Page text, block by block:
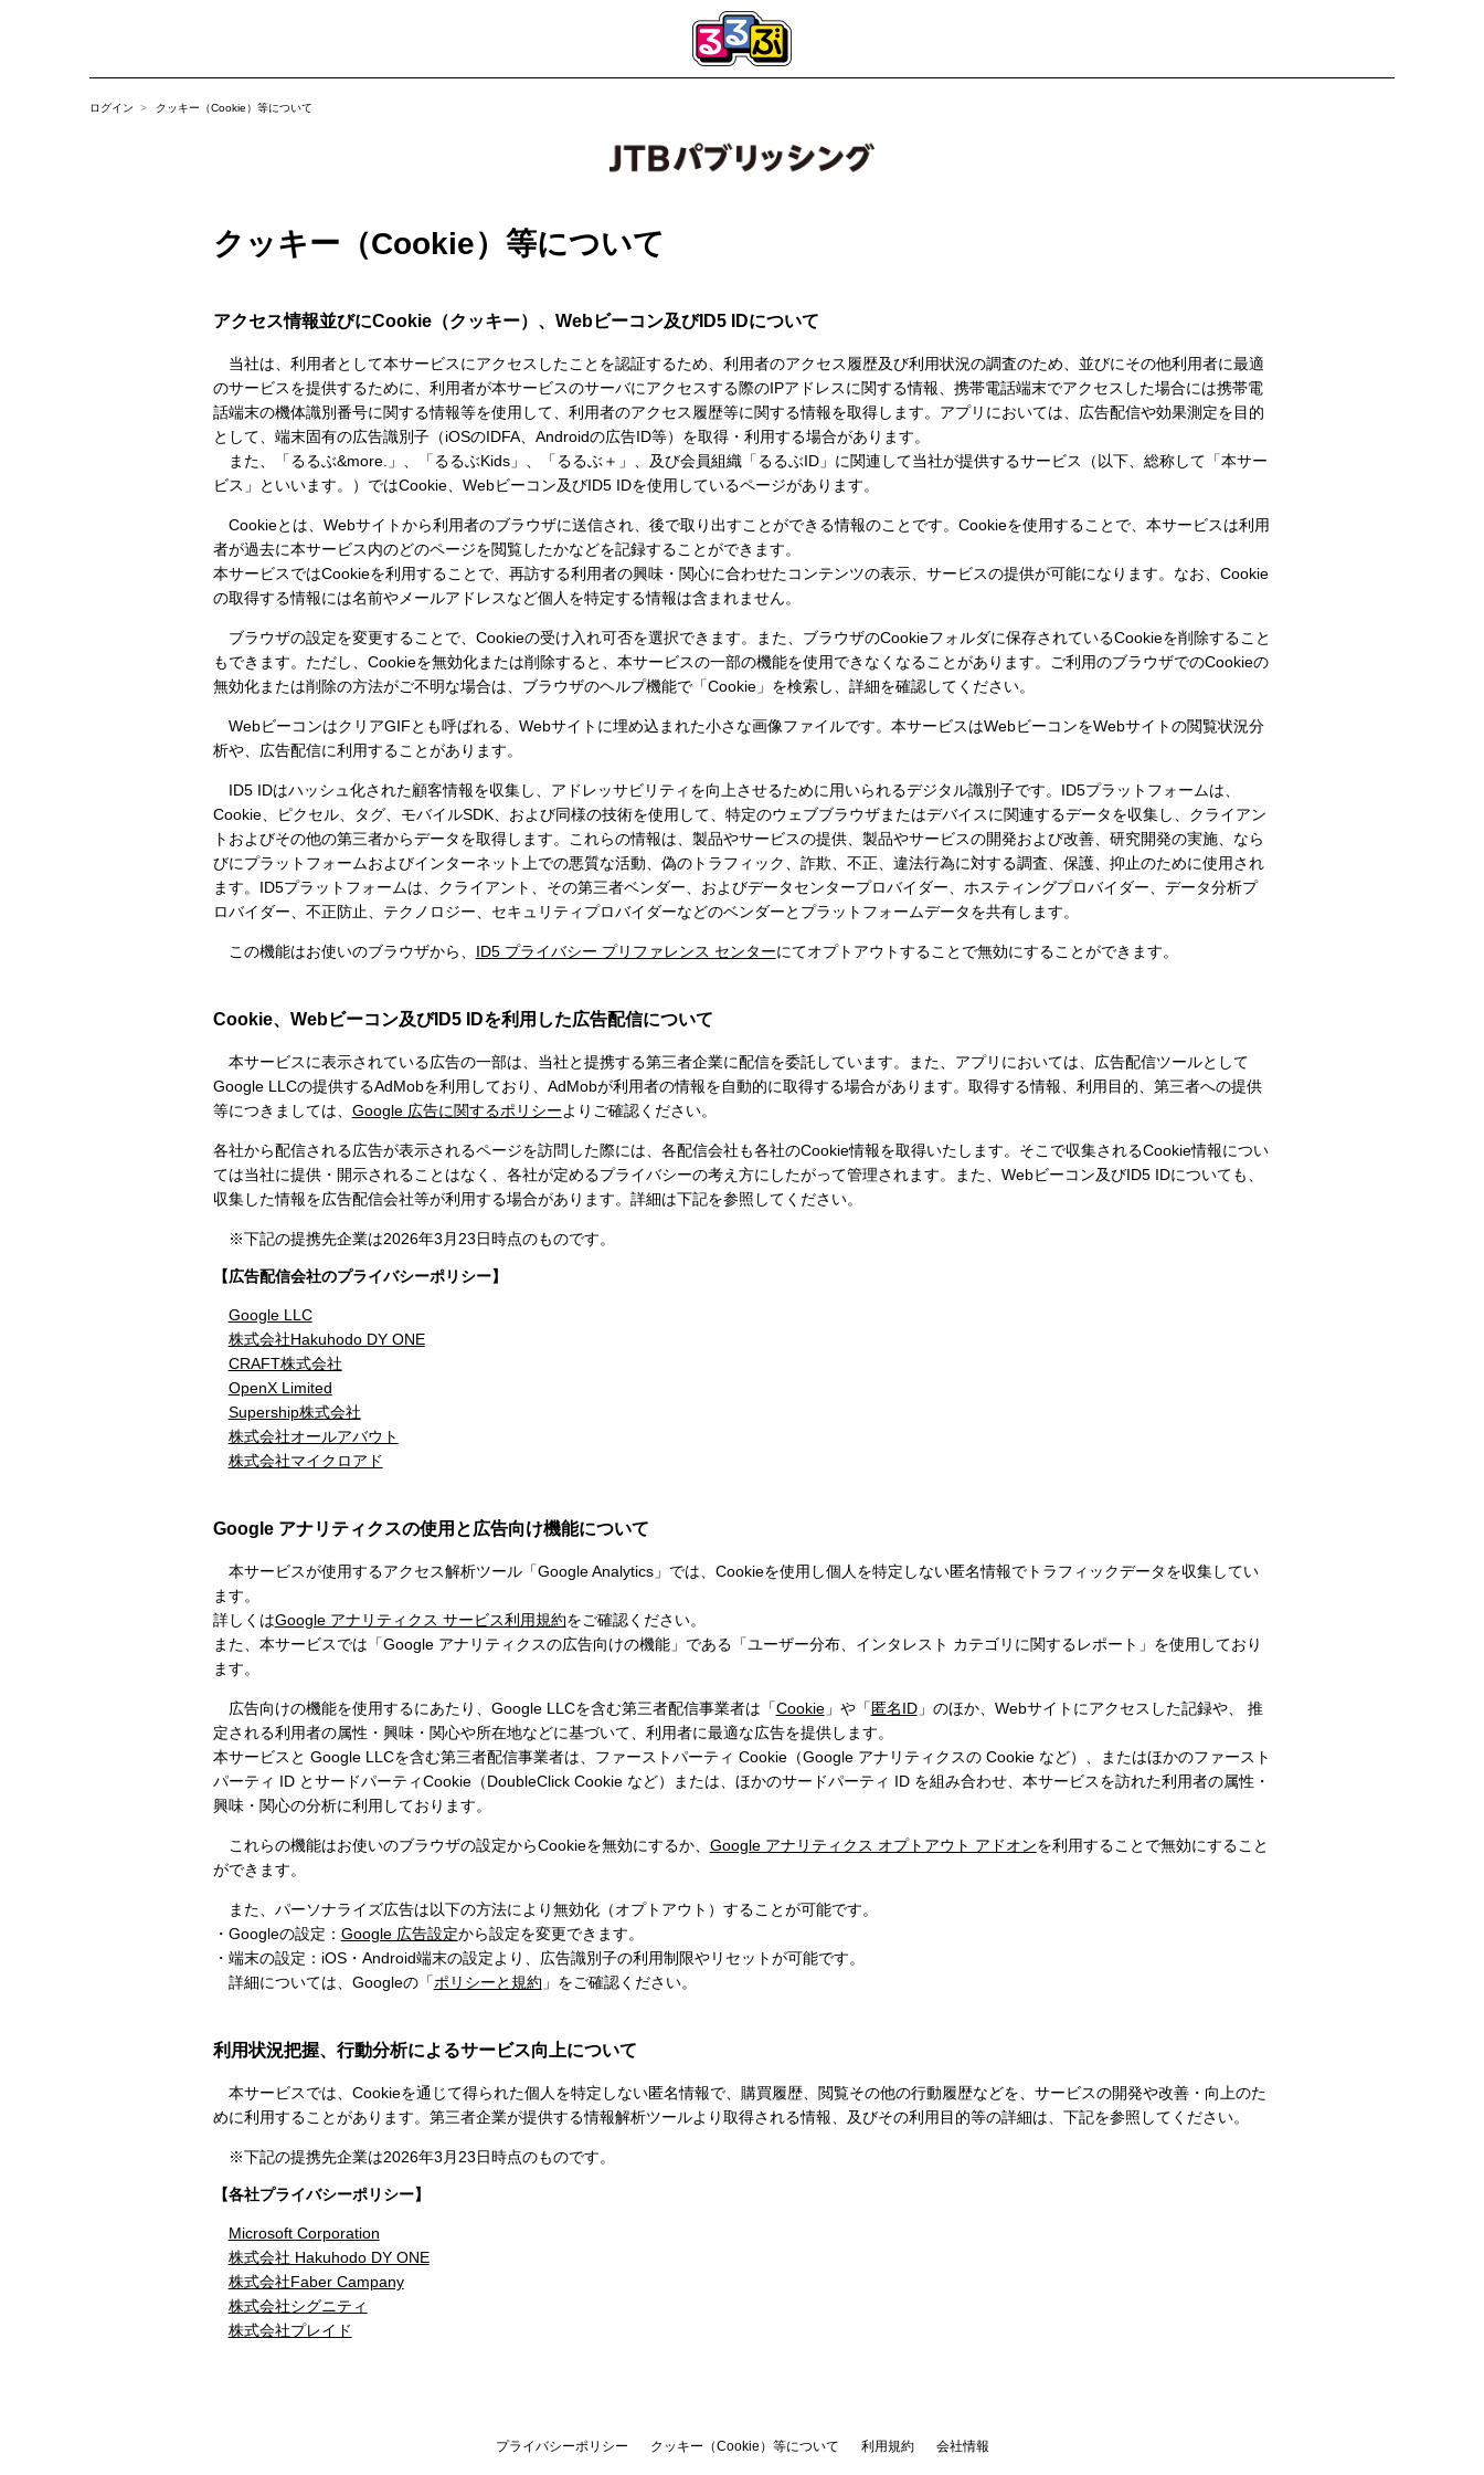
ログイン クッキー（Cookie）等について
クッキー（Cookie）等について
アクセス情報並びにCookie（クッキー）、Webビーコン及びID5 IDについて
当社は、利用者として本サービスにアクセスしたことを認証するため、利用者のアクセス履歴及び利用状況の調査のため、並びにその他利用者に最適
のサービスを提供するために、利用者が本サービスのサーバにアクセスする際のIPアドレスに関する情報、携帯電話端末でアクセスした場合には携帯電
話端末の機体識別番号に関する情報等を使用して、利用者のアクセス履歴等に関する情報を取得します。アプリにおいては、広告配信や効果測定を目的
として、端末固有の広告識別子（iOSのIDFA、Androidの広告ID等）を取得・利用する場合があります。
また、「るるぶ&more.」、「るるぶKids」、「るるぶ＋」、及び会員組織「るるぶID」に関連して当社が提供するサービス（以下、総称して「本サー
ビス」といいます。）ではCookie、Webビーコン及びID5 IDを使用しているページがあります。
Cookieとは、Webサイトから利用者のブラウザに送信され、後で取り出すことができる情報のことです。Cookieを使用することで、本サービスは利用
者が過去に本サービス内のどのページを閲覧したかなどを記録することができます。
本サービスではCookieを利用することで、再訪する利用者の興味・関心に合わせたコンテンツの表示、サービスの提供が可能になります。なお、Cookie
の取得する情報には名前やメールアドレスなど個人を特定する情報は含まれません。
ブラウザの設定を変更することで、Cookieの受け入れ可否を選択できます。また、ブラウザのCookieフォルダに保存されているCookieを削除すること
もできます。ただし、Cookieを無効化または削除すると、本サービスの一部の機能を使用できなくなることがあります。ご利用のブラウザでのCookieの
無効化または削除の方法がご不明な場合は、ブラウザのヘルプ機能で「Cookie」を検索し、詳細を確認してください。
WebビーコンはクリアGIFとも呼ばれる、Webサイトに埋め込まれた小さな画像ファイルです。本サービスはWebビーコンをWebサイトの閲覧状況分
析や、広告配信に利用することがあります。
ID5 IDはハッシュ化された顧客情報を収集し、アドレッサビリティを向上させるために用いられるデジタル識別子です。ID5プラットフォームは、
Cookie、ピクセル、タグ、モバイルSDK、および同様の技術を使用して、特定のウェブブラウザまたはデバイスに関連するデータを収集し、クライアン
トおよびその他の第三者からデータを取得します。これらの情報は、製品やサービスの提供、製品やサービスの開発および改善、研究開発の実施、なら
びにプラットフォームおよびインターネット上での悪質な活動、偽のトラフィック、詐欺、不正、違法行為に対する調査、保護、抑止のために使用され
ます。ID5プラットフォームは、クライアント、その第三者ベンダー、およびデータセンタープロバイダー、ホスティングプロバイダー、データ分析プ
ロバイダー、不正防止、テクノロジー、セキュリティプロバイダーなどのベンダーとプラットフォームデータを共有します。
この機能はお使いのブラウザから、 ID5 プライバシー プリファレンス センターにてオプトアウトすることで無効にすることができます。
Cookie、Webビーコン及びID5 IDを利用した広告配信について
本サービスに表示されている広告の一部は、当社と提携する第三者企業に配信を委託しています。また、アプリにおいては、広告配信ツールとして
Google LLCの提供するAdMobを利用しており、AdMobが利用者の情報を自動的に取得する場合があります。取得する情報、利用目的、第三者への提供
等につきましては、 Google 広告に関するポリシーよりご確認ください。
各社から配信される広告が表示されるページを訪問した際には、各配信会社も各社のCookie情報を取得いたします。そこで収集されるCookie情報につい
ては当社に提供・開示されることはなく、各社が定めるプライバシーの考え方にしたがって管理されます。また、Webビーコン及びID5 IDについても、
収集した情報を広告配信会社等が利用する場合があります。詳細は下記を参照してください。
※下記の提携先企業は2026年3月23日時点のものです。
【広告配信会社のプライバシーポリシー】
Google LLC
株式会社Hakuhodo DY ONE
CRAFT株式会社
OpenX Limited
Supership株式会社
株式会社オールアバウト
株式会社マイクロアド
Google アナリティクスの使用と広告向け機能について
本サービスが使用するアクセス解析ツール「Google Analytics」では、Cookieを使用し個人を特定しない匿名情報でトラフィックデータを収集してい
ます。
詳しくはGoogle アナリティクス サービス利用規約をご確認ください。
また、本サービスでは「Google アナリティクスの広告向けの機能」である「ユーザー分布、インタレスト カテゴリに関するレポート」を使用しており
ます。
広告向けの機能を使用するにあたり、Google LLCを含む第三者配信事業者は「Cookie」や「 匿名ID」のほか、Webサイトにアクセスした記録や、 推
定される利用者の属性・興味・関心や所在地などに基づいて、利用者に最適な広告を提供します。
本サービスと Google LLCを含む第三者配信事業者は、ファーストパーティ Cookie（Google アナリティクスの Cookie など）、またはほかのファースト
パーティ ID とサードパーティCookie（DoubleClick Cookie など）または、ほかのサードパーティ ID を組み合わせ、本サービスを訪れた利用者の属性・
興味・関心の分析に利用しております。
これらの機能はお使いのブラウザの設定からCookieを無効にするか、 Google アナリティクス オプトアウト アドオンを利用することで無効にすること
ができます。
また、パーソナライズ広告は以下の方法により無効化（オプトアウト）することが可能です。
・Googleの設定： Google 広告設定から設定を変更できます。
・端末の設定：iOS・Android端末の設定より、広告識別子の利用制限やリセットが可能です。
詳細については、Googleの「ポリシーと規約 」をご確認ください。
利用状況把握、行動分析によるサービス向上について
本サービスでは、Cookieを通じて得られた個人を特定しない匿名情報で、購買履歴、閲覧その他の行動履歴などを、サービスの開発や改善・向上のた
めに利用することがあります。第三者企業が提供する情報解析ツールより取得される情報、及びその利用目的等の詳細は、下記を参照してください。
※下記の提携先企業は2026年3月23日時点のものです。
【各社プライバシーポリシー】
Microsoft Corporation
株式会社 Hakuhodo DY ONE
株式会社Faber Campany
株式会社シグニティ
株式会社プレイド
プライバシーポリシー クッキー（Cookie）等について 利用規約 会社情報